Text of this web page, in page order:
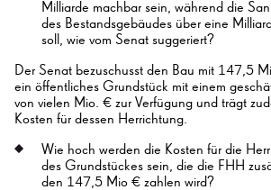
Milliarde machbar sein, während die
des Bestandsgebäudes über eine
soll, wie vom Senat suggeriert?
Der Senat bezuschusst den Bau mit 147,5
ein öffentliches Grundstück mit einem
von vielen Mio. € zur Verfügung und trägt
Kosten für dessen Herrichtung.
Wie hoch werden die Kosten für die
des Grundstückes sein, die die FHH
den 147,5 Mio € zahlen wird?